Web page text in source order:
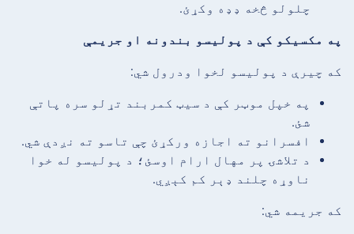
چلولو څخه ډډه وکړئ.
په مکسیکو کې د پولیسو بندونه او جریمې
که چیرې د پولیسو لخوا ودرول شي:
په خپل موټر کې د سیټ کمربند تړلو سره پاتې
شئ.
افسرانو ته اجازه ورکړئ چې تاسو ته نږدې شي.
د تلاشۍ پر مهال ارام اوسئ؛ د پولیسو له خوا
ناوړه چلند ډېر کم کېږي.
که جریمه شي: